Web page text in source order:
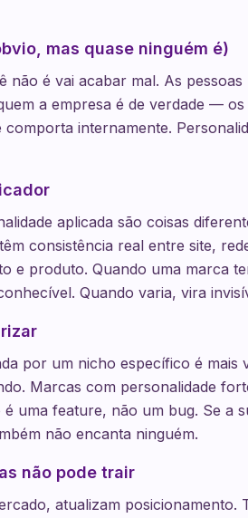
mas quase ninguém é)
não é vai acabar mal. As
a empresa é de verdade —
internamente.
aplicada são coisas
consistência real entre site,
e produto. Quando uma marca
Quando varia, vira
por um nicho específico é mais
Marcas com personalidade
uma feature, não um bug. Se a
não encanta ninguém.
não pode trair
atualizam posicionamento.